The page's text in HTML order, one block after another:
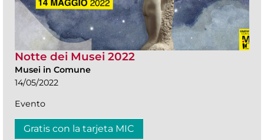
Notte dei Musei 2022
Musei in Comune
14/05/2022
Evento
Gratis con la tarjeta MIC